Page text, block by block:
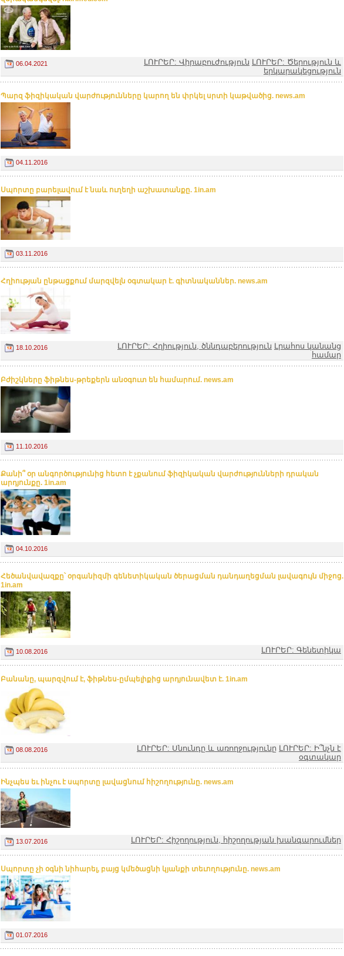
06.04.2021 ԼՈՒՐԵՐ: Վիրաբուժություն ԼՈՒՐԵՐ: Ծերություն և
երկարակեցություն
Պարզ ֆիզիկական վարժությունները կարող են փրկել սրտի կաթվածից. news.am
04.11.2016
Սպորտը բարելավում է նաև ուղեղի աշխատանքը. 1in.am
03.11.2016
Հղիության ընթացքում մարզվելն օգտակար է. գիտնականներ. news.am
18.10.2016 ԼՈՒՐԵՐ: Հղիություն, ծննդաբերություն Լրահոս կանանց
համար
Բժիշկները ֆիթնես-թրեքերն անօգուտ են համարում. news.am
11.10.2016
Քանի՞ օր անգործությունից հետո է չքանում ֆիզիկական վարժությունների դրական
արդյունքը. 1in.am
04.10.2016
Հեծանվավազքը՝ օրգանիզմի գենետիկական ծերացման դանդաղեցման լավագույն միջոց.
1in.am
10.08.2016 ԼՈՒՐԵՐ: Գենետիկա
Բանանը, պարզվում է, ֆիթնես-ըմպելիքից արդյունավետ է. 1in.am
08.08.2016 ԼՈՒՐԵՐ: Սնունդը և առողջությունը ԼՈՒՐԵՐ: Ի՞նչն է
օգտակար
Ինչպես եւ ինչու է սպորտը լավացնում հիշողությունը. news.am
13.07.2016 ԼՈՒՐԵՐ: Հիշողություն, հիշողության խանգարումներ
Սպորտը չի օգնի նիհարել, բայց կմեծացնի կյանքի տեւողությունը. news.am
01.07.2016